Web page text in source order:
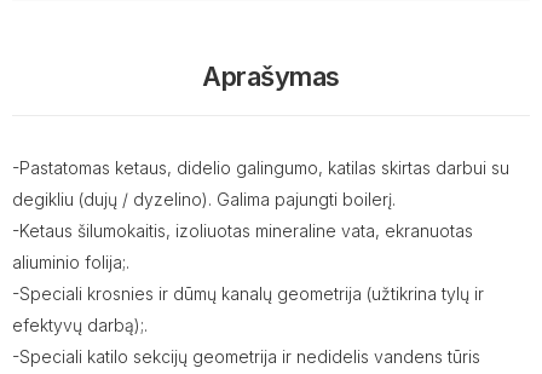
Aprašymas
-Pastatomas ketaus, didelio galingumo, katilas skirtas darbui su
degikliu (dujų / dyzelino). Galima pajungti boilerį.
-Ketaus šilumokaitis, izoliuotas mineraline vata, ekranuotas
aliuminio folija;.
-Speciali krosnies ir dūmų kanalų geometrija (užtikrina tylų ir
efektyvų darbą);.
-Speciali katilo sekcijų geometrija ir nedidelis vandens tūris